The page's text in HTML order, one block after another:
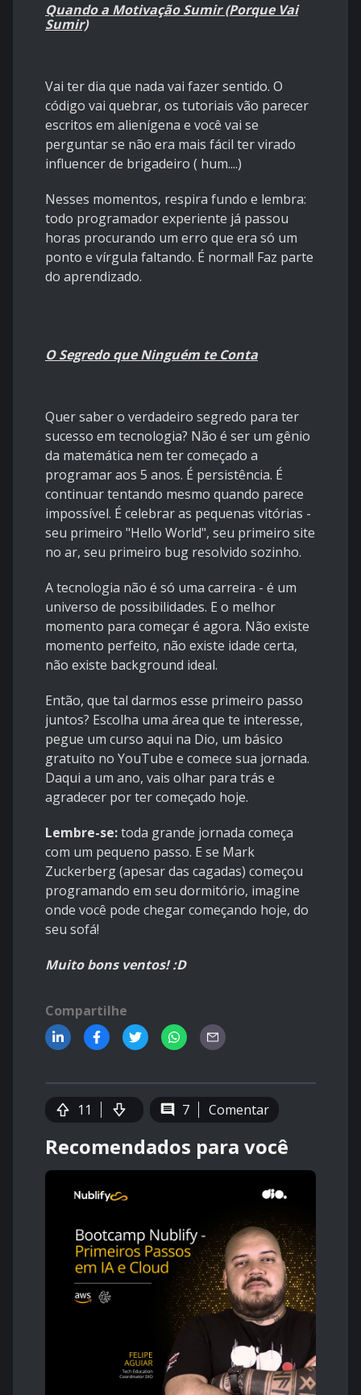
Quando a Motivação Sumir (Porque Vai
Sumir)
Vai ter dia que nada vai fazer sentido. O
código vai quebrar, os tutoriais vão parecer
escritos em alienígena e você vai se
perguntar se não era mais fácil ter virado
influencer de brigadeiro ( hum....)
Nesses momentos, respira fundo e lembra:
todo programador experiente já passou
horas procurando um erro que era só um
ponto e vírgula faltando. É normal! Faz parte
do aprendizado.
O Segredo que Ninguém te Conta
Quer saber o verdadeiro segredo para ter
sucesso em tecnologia? Não é ser um gênio
da matemática nem ter começado a
programar aos 5 anos. É persistência. É
continuar tentando mesmo quando parece
impossível. É celebrar as pequenas vitórias -
seu primeiro "Hello World", seu primeiro site
no ar, seu primeiro bug resolvido sozinho.
A tecnologia não é só uma carreira - é um
universo de possibilidades. E o melhor
momento para começar é agora. Não existe
momento perfeito, não existe idade certa,
não existe background ideal.
Então, que tal darmos esse primeiro passo
juntos? Escolha uma área que te interesse,
pegue um curso aqui na Dio, um básico
gratuito no YouTube e comece sua jornada.
Daqui a um ano, vais olhar para trás e
agradecer por ter começado hoje.
Lembre-se:toda grande jornada começa
com um pequeno passo. E se Mark
Zuckerberg (apesar das cagadas) começou
programando em seu dormitório, imagine
onde você pode chegar começando hoje, do
seu sofá!
Muito bons ventos! :D
Compartilhe
11 7 Comentar
Recomendados para você